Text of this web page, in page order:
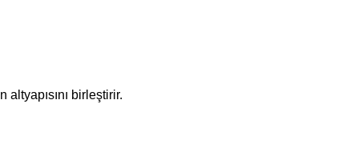
birleştirir.